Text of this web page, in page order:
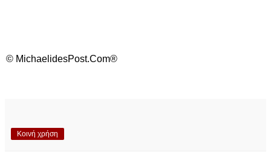
© MichaelidesPost.Com®
Κοινή χρήση